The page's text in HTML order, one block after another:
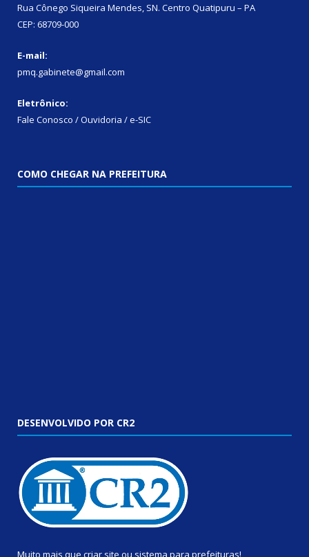
Rua Cônego Siqueira Mendes, SN. Centro Quatipuru – PA
CEP: 68709-000
E-mail:
pmq.gabinete@gmail.com
Eletrônico:
Fale Conosco / Ouvidoria / e-SIC
COMO CHEGAR NA PREFEITURA
DESENVOLVIDO POR CR2
Muito mais que criar site ou sistema para prefeituras!